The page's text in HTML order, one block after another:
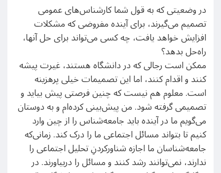
در وضعیتی که به قول شما کارشناس‌های عمومی
تصمیم می‌گیرند، برای آینده مفروضی که مشکلات
افزایش خواهد یافت، چه کسی می‌تواند برای حل آنها،
راه‌حل بدهد؟
ممکن است رجالی که در دانشگاه هستند، غیرت پیشه
کنند و اقدام کنند، اما این تصمیمات خیلی پرهزینه
است. معلوم هم نیست که چنین فرصتی پیش بیاید و
تصمیمی گرفته شود. من پیش‌بینی کرده‌ام و به دوستان
می‌گویم ما در آینده باید جامعه‌شناس را از چین وارد
کنیم تا بتواند مسائل اجتماعی ما را درک کند. زمانی‌که
جامعه‌شناسان ما اجازه شناورکردنِ تحلیل اجتماعی را
ندارند، نمی‌توانند رشد کنند و مسائل را دربیاورند. در